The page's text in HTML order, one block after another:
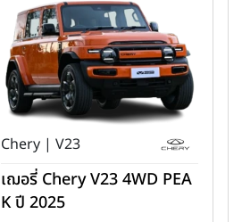
Chery | V23
เฌอรี่ Chery V23 4WD PEA
K ปี 2025